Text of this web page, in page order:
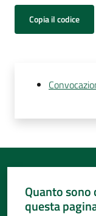
Copia il codice
Quanto
questa